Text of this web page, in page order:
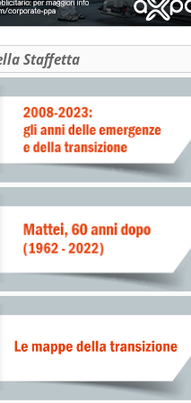
a Sarroch e a Marghera'
Staffetta